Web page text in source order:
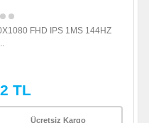
FHD IPS 1MS 144HZ
TL
Ücretsiz Kargo